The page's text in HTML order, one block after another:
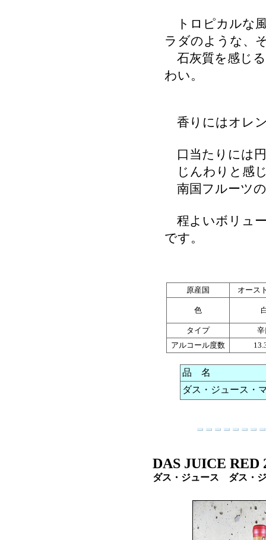
トロピカルな
ラダのような、
石灰質を感じ
わい。
香りにはオレ
口当たりには
じんわりと感
南国フルーツ
程よいボリュ
です。
原産国 オース
色
タイプ
アルコール度数
品 名
ダス・ジュース・
DAS JUICE RED
ダス・ジュース ダス